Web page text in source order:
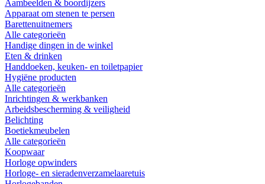
Aambeelden & boordijzers
Apparaat om stenen te persen
Barettenuitnemers
Alle categorieën
Handige dingen in de winkel
Eten & drinken
Handdoeken, keuken- en toiletpapier
Hygiëne producten
Alle categorieën
Inrichtingen & werkbanken
Arbeidsbescherming & veiligheid
Belichting
Boetiekmeubelen
Alle categorieën
Koopwaar
Horloge opwinders
Horloge- en sieradenverzamelaaretuis